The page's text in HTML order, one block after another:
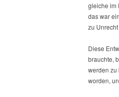
gleiche im
das war
zu
Diese
brauchte,
werden zu
worden,